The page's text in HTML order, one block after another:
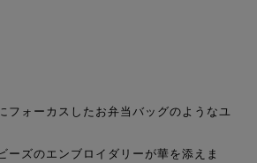
フォーカスしたお弁当バッグのようなユ
ーズのエンブロイダリーが華を添えま